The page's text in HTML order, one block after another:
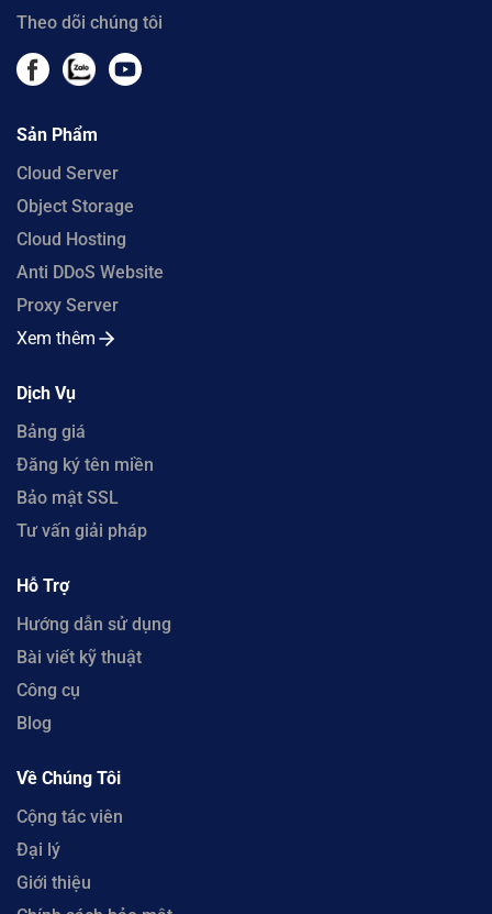
Theo dõi chúng tôi
Sản Phẩm
Cloud Server
Object Storage
Cloud Hosting
Anti DDoS Website
Proxy Server
Xem thêm
Dịch Vụ
Bảng giá
Đăng ký tên miền
Bảo mật SSL
Tư vấn giải pháp
Hỗ Trợ
Hướng dẫn sử dụng
Bài viết kỹ thuật
Công cụ
Blog
Về Chúng Tôi
Cộng tác viên
Đại lý
Giới thiệu